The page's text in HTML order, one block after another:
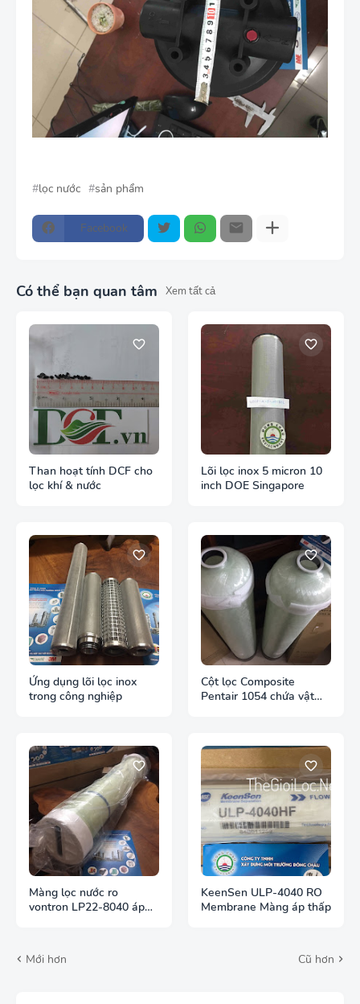
lọc nước sản phẩm
Facebook
Có thể bạn quan tâm Xem tất cả
Than hoạt tính DCF cho
lọc khí & nước
Lõi lọc inox 5 micron 10
inch DOE Singapore
Ứng dụng lõi lọc inox
trong công nghiệp
Cột lọc Composite
Pentair 1054 chứa vật
Màng lọc nước ro
vontron LP22-8040 áp
KeenSen ULP-4040 RO
Membrane Màng áp thấp
Mới hơn Cũ hơn